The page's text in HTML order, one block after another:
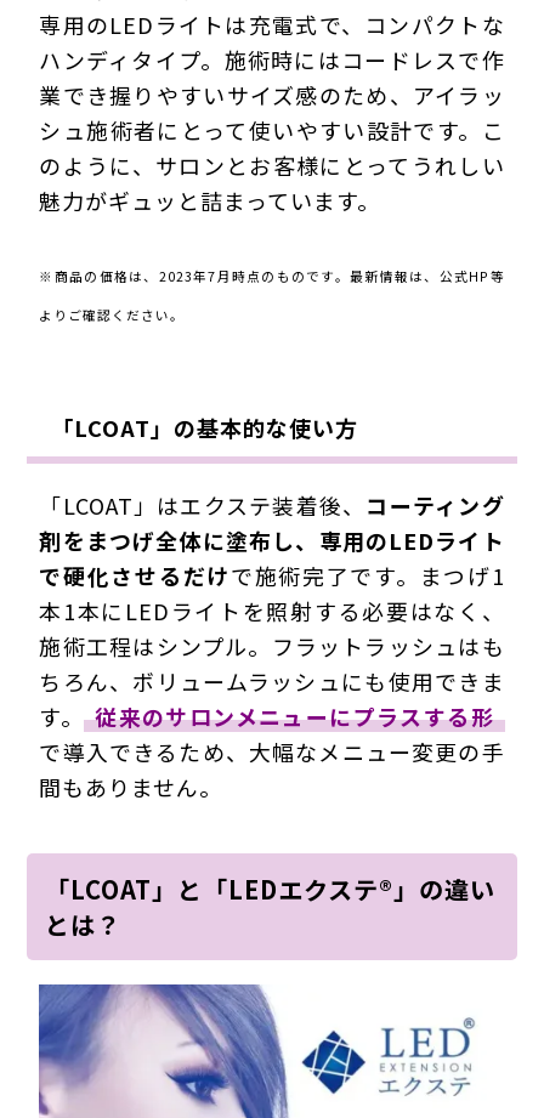
専用のLEDライトは充電式で、
コンパクトな
ハンディタイプ。施術時にはコードレスで作
業でき握りやすいサイズ感のため、アイラッ
シュ施術者にとって使いやすい設計です。こ
のように、サロンとお客様にとってうれしい
魅力がギュッと詰まっています。
※商品の価格は、2023年7月時点のものです。最新情報は、公式HP等
よりご確認ください。
「LCOAT」の基本的な使い方
「LCOAT」はエクステ装着後、 コーティング
剤をまつげ全体に塗布し、専用のLEDライト
で硬化させるだけで施術完了です。まつげ1
本1本にLEDライトを照射する必要はなく、
施術工程はシンプル。フラットラッシュはも
ちろん、ボリュームラッシュにも使用できま
す。 従来のサロンメニューにプラスする形
で導入できるため、大幅なメニュー変更の手
間もありません。
「LCOAT」と「LEDエクステ®」の違い
とは？